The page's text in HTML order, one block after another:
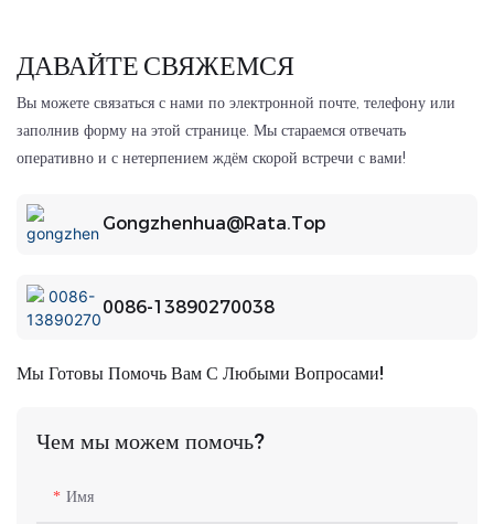
ДАВАЙТЕ СВЯЖЕМСЯ
Вы можете связаться с нами по электронной почте, телефону или
заполнив форму на этой странице. Мы стараемся отвечать
оперативно и с нетерпением ждём скорой встречи с вами!
Gongzhenhua@rata.top
0086-13890270038
Мы Готовы Помочь Вам С Любыми Вопросами!
Чем мы можем помочь?
Имя